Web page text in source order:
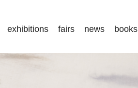
exhibitions fairs news books